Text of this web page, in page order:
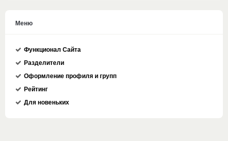
Меню
Функционал Сайта
Разделители
Оформление профиля и групп
Рейтинг
Для новеньких